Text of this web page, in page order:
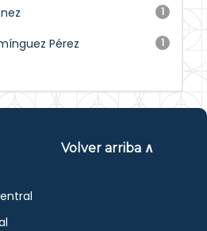
1
1
Pérez
Volver arriba ∧